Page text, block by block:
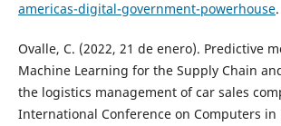
americas-digital-government-powerhouse.
Ovalle, C. (2022, 21 de enero). Predictive
Machine Learning for the Supply Chain
the logistics management of car sales
International Conference on Computers